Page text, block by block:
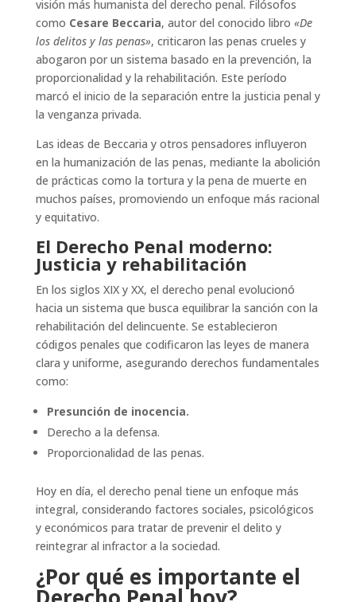
visión más humanista del derecho penal. Filósofos
como Cesare Beccaria, autor del conocido libro «De
los delitos y las penas», criticaron las penas crueles y
abogaron por un sistema basado en la prevención, la
proporcionalidad y la rehabilitación. Este período
marcó el inicio de la separación entre la justicia penal y
la venganza privada.
Las ideas de Beccaria y otros pensadores influyeron
en la humanización de las penas, mediante la abolición
de prácticas como la tortura y la pena de muerte en
muchos países, promoviendo un enfoque más racional
y equitativo.
El Derecho Penal moderno:
Justicia y rehabilitación
En los siglos XIX y XX, el derecho penal evolucionó
hacia un sistema que busca equilibrar la sanción con la
rehabilitación del delincuente. Se establecieron
códigos penales que codificaron las leyes de manera
clara y uniforme, asegurando derechos fundamentales
como:
Presunción de inocencia.
Derecho a la defensa.
Proporcionalidad de las penas.
Hoy en día, el derecho penal tiene un enfoque más
integral, considerando factores sociales, psicológicos
y económicos para tratar de prevenir el delito y
reintegrar al infractor a la sociedad.
¿Por qué es importante el